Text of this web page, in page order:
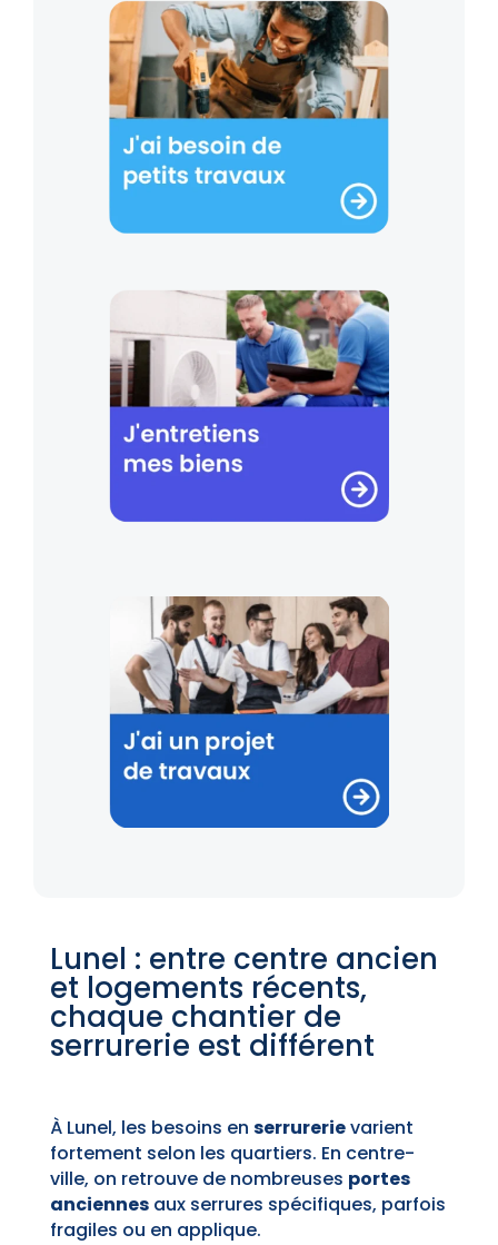
Lunel : entre centre ancien
et logements récents,
chaque chantier de
serrurerie est différent
À Lunel, les besoins en serrurerievarient
fortement selon les quartiers. En centre-
ville, on retrouve de nombreuses portes
anciennesaux serrures spécifiques, parfois
fragiles ou en applique.